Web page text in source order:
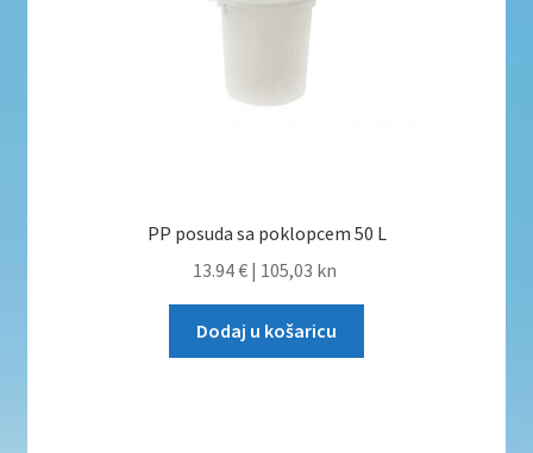
PP posuda sa poklopcem 50 L
13.94 € | 105,03 kn
Dodaj u košaricu